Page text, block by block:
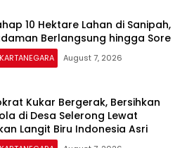
10 Hektare Lahan di Sanipah,
Berlangsung hingga Sore
August 7, 2026
Kukar Bergerak, Bersihkan
di Desa Selerong Lewat
Langit Biru Indonesia Asri